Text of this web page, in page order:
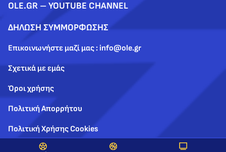
OLE.GR – YOUTUBE CHANNEL
ΔΗΛΩΣΗ ΣΥΜΜΟΡΦΩΣΗΣ
Επικοινωνήστε μαζί μας : info@ole.gr
Σχετικά με εμάς
Όροι χρήσης
Πολιτική Απορρήτου
Πολιτική Χρήσης Cookies